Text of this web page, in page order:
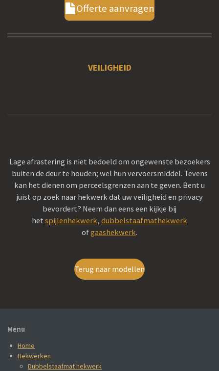
Offerte aanvragen
VEILIGHEID
Lage afrastering is niet bedoeld om ongewenste bezoekers
buiten de deur te houden; wel hun vervoersmiddel. Tevens
kan het dienen om perceelsgrenzen aan te geven. Bent u
juist op zoek naar hekwerk dat uw veiligheid en privacy
bevordert? Neem dan eens een kijkje bij
het spijlenhekwerk, dubbelstaafmathekwerk
ofgaashekwerk.
Terug naar modellen
Menu
Home
Hekwerken
Dubbelstaafmat hekwerk